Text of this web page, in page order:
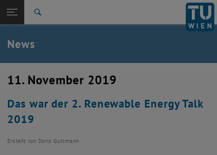
TU Login
Quicklinks
Quicklinks-Menü umschalten
Studium
Zurück: Subseiten von Aktuelles auflisten
Zurück zur letzten Ebene:
Aktuelles
News
News
11. November 2019
Das war der 2. Renewable Energy Talk
2019
Erstellt von Doris Guttmann